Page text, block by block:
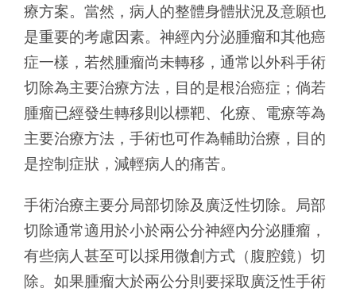
療方案。當然，病人的整體身體狀況及意願也
是重要的考慮因素。神經內分泌腫瘤和其他癌
症一樣，若然腫瘤尚未轉移，通常以外科手術
切除為主要治療方法，目的是根治癌症；倘若
腫瘤已經發生轉移則以標靶、化療、電療等為
主要治療方法，手術也可作為輔助治療，目的
是控制症狀，減輕病人的痛苦。
手術治療主要分局部切除及廣泛性切除。局部
切除通常適用於小於兩公分神經內分泌腫瘤，
有些病人甚至可以採用微創方式（腹腔鏡）切
除。如果腫瘤大於兩公分則要採取廣泛性手術